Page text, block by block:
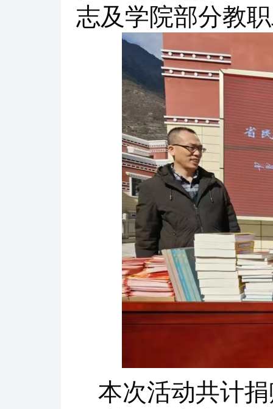
志及学院部分教
本次活动共计